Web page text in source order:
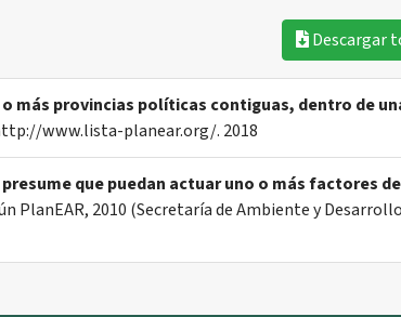
Descargar
más provincias políticas contiguas, dentro de
www.lista-planear.org/. 2018
que puedan actuar uno o más factores de
PlanEAR, 2010 (Secretaría de Ambiente y Desarrollo